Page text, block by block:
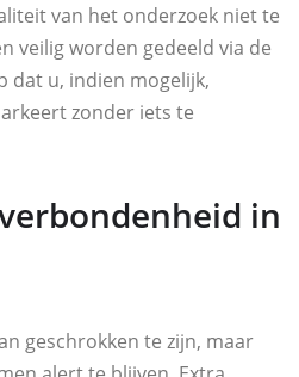
van het onderzoek niet te
veilig worden gedeeld via de
dat u, indien mogelijk,
zonder iets te
in
geschrokken te zijn, maar